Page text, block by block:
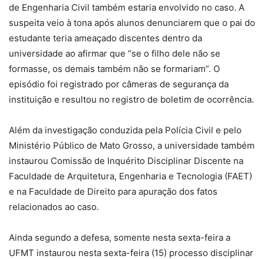
de Engenharia Civil também estaria envolvido no caso. A
suspeita veio à tona após alunos denunciarem que o pai do
estudante teria ameaçado discentes dentro da
universidade ao afirmar que “se o filho dele não se
formasse, os demais também não se formariam”. O
episódio foi registrado por câmeras de segurança da
instituição e resultou no registro de boletim de ocorrência.
Além da investigação conduzida pela Polícia Civil e pelo
Ministério Público de Mato Grosso, a universidade também
instaurou Comissão de Inquérito Disciplinar Discente na
Faculdade de Arquitetura, Engenharia e Tecnologia (FAET)
e na Faculdade de Direito para apuração dos fatos
relacionados ao caso.
Ainda segundo a defesa, somente nesta sexta-feira a
UFMT instaurou nesta sexta-feira (15) processo disciplinar